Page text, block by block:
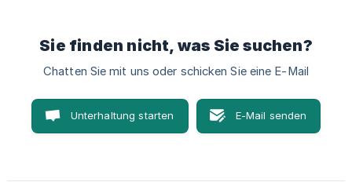
Sie finden nicht, was Sie suchen?
Chatten Sie mit uns oder schicken Sie eine E-Mail
Unterhaltung starten E-Mail senden